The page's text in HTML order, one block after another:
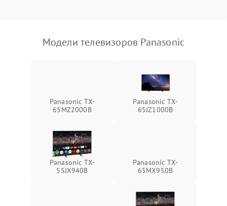
Модели телевизоров Panasonic
Panasonic TX-
65MZ2000B
Panasonic TX-
65JZ1000B
Panasonic TX-
55JX940B
Panasonic TX-
65MX950B